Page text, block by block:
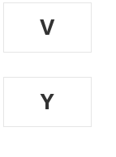
V
Y